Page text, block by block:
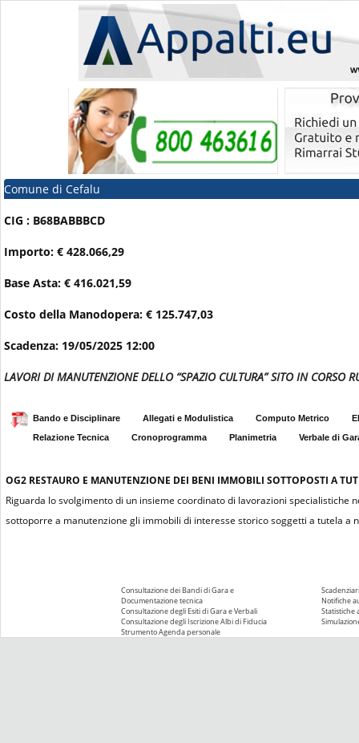
Comune di Cefalu
CIG : B68BABBBCD
Importo: € 428.066,29
Base Asta: € 416.021,59
Costo della Manodopera: € 125.747,03
Scadenza: 19/05/2025 12:00
LAVORI DI MANUTENZIONE DELLO “SPAZIO CULTURA” SITO IN CORSO
Bando e Disciplinare Allegati e Modulistica Computo Metrico
Relazione Tecnica
Cronoprogramma Planimetria Verbale di
OG2 RESTAURO E MANUTENZIONE DEI BENI IMMOBILI SOTTOPOSTI A
Riguarda lo svolgimento di un insieme coordinato di lavorazioni
sottoporre a manutenzione gli immobili di interesse storico soggetti a tutela
Consultazione dei Bandi di Gara e
Documentazione tecnica
Consultazione degli Esiti di Gara e Verbali
Consultazione degli Iscrizione Albi di Fiducia
Strumento Agenda personale
Notifiche
Statistiche